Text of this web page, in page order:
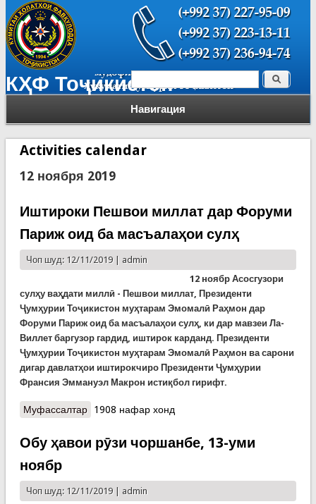
КҲФ Тоҷикистон
Навигация
Форма поиска Поиск
Activities calendar
12 ноября 2019
Иштироки Пешвои миллат дар Форуми
Париж оид ба масъалаҳои сулҳ
Чоп шуд: 12/11/2019 | admin
12 ноябр Асосгузори
сулҳу ваҳдати миллӣ - Пешвои миллат, Президенти
Ҷумҳурии Тоҷикистон муҳтарам Эмомалӣ Раҳмон дар
Форуми Париж оид ба масъалаҳои сулҳ, ки дар мавзеи Ла-
Виллет баргузор гардид, иштирок карданд. Президенти
Ҷумҳурии Тоҷикистон муҳтарам Эмомалӣ Раҳмон ва сарони
дигар давлатҳои иштирокчиро Президенти Ҷумҳурии
Франсия Эммануэл Макрон истиқбол гирифт.
Муфассалтаро Иштироки Пешвои миллат дар Форуми Париж
1908 нафар хонд
Обу ҳавои рӯзи чоршанбе, 13-уми
ноябр
Чоп шуд: 12/11/2019 | admin